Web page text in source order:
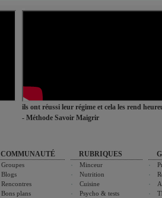
ils ont réussi leur régime et cela les rend
- Méthode Savoir Maigrir
COMMUNAUTÉ
Groupes
Blogs
Rencontres
Bons plans
RUBRIQUES
Minceur
Nutrition
Cuisine
Psycho & tests